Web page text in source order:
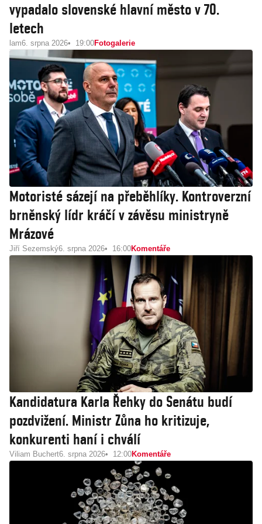
vypadalo slovenské hlavní město v 70.
letech
lam6. srpna 2026 19:00Fotogalerie
Motoristé sázejí na přeběhlíky. Kontroverzní
brněnský lídr kráčí v závěsu ministryně
Mrázové
Jiří Sezemský6. srpna 2026 16:00Komentáře
Kandidatura Karla Řehky do Senátu budí
pozdvižení. Ministr Zůna ho kritizuje,
konkurenti haní i chválí
Viliam Buchert6. srpna 2026 12:00Komentáře